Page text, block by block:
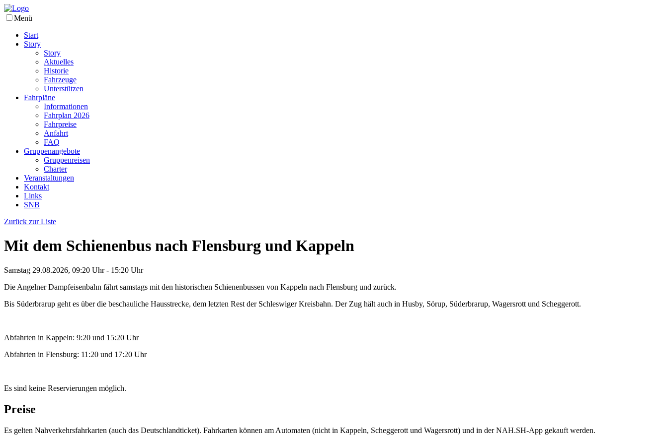
Menü
Start
Story
Story
Aktuelles
Historie
Fahrzeuge
Unterstützen
Fahrpläne
Informationen
Fahrplan 2026
Fahrpreise
Anfahrt
FAQ
Gruppenangebote
Gruppenreisen
Charter
Veranstaltungen
Kontakt
Links
SNB
Zurück zur Liste
Mit dem Schienenbus nach Flensburg und Kappeln
Samstag 29.08.2026, 09:20 Uhr - 15:20 Uhr
Die Angelner Dampfeisenbahn fährt samstags mit den historischen Schienenbussen von Kappeln nach Flensburg und zurück.
Bis Süderbrarup geht es über die beschauliche Hausstrecke, dem letzten Rest der Schleswiger Kreisbahn. Der Zug hält auch in Husby, Sörup, Süderbrarup, Wagersrott und Scheggerott.
Abfahrten in Kappeln: 9:20 und 15:20 Uhr
Abfahrten in Flensburg: 11:20 und 17:20 Uhr
Es sind keine Reservierungen möglich.
Preise
Es gelten Nahverkehrsfahrkarten (auch das Deutschlandticket). Fahrkarten können am Automaten (nicht in Kappeln, Scheggerott und Wagersrott) und in der NAH.SH-App gekauft werden.